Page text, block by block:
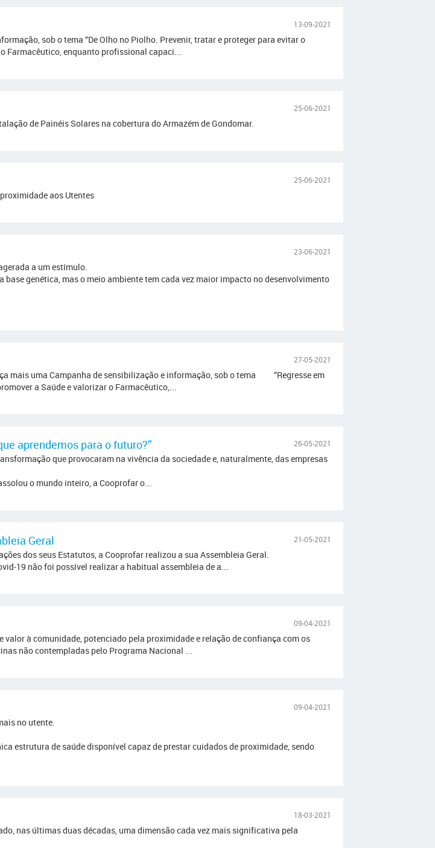
13-09-2021
sob o tema “De Olho no Piolho. Prevenir, tratar e proteger para evitar o
Farmacêutico, enquanto profissional capaci...
25-06-2021
de Painéis Solares na cobertura do Armazém de Gondomar.
25-06-2021
aos Utentes
23-06-2021
a um estímulo.
genética, mas o meio ambiente tem cada vez maior impacto no desenvolvimento
27-05-2021
mais uma Campanha de sensibilização e informação, sob o tema “Regresse em
a Saúde e valorizar o Farmacêutico,...
26-05-2021
aprendemos para o futuro?”
que provocaram na vivência da sociedade e, naturalmente, das empresas
o mundo inteiro, a Cooprofar o...
21-05-2021
Geral
dos seus Estatutos, a Cooprofar realizou a sua Assembleia Geral.
19 não foi possível realizar a habitual assembleia de a...
09-04-2021
à comunidade, potenciado pela proximidade e relação de confiança com os
não contempladas pelo Programa Nacional ...
09-04-2021
no utente.
estrutura de saúde disponível capaz de prestar cuidados de proximidade, sendo
18-03-2021
nas últimas duas décadas, uma dimensão cada vez mais significativa pela